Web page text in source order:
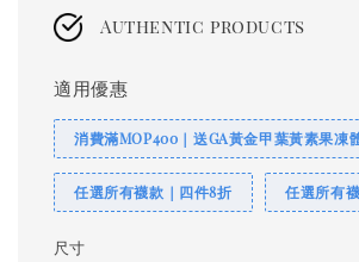
Authentic products
適用優惠
消費滿MOP400｜送GA黃金甲葉黃素果凍
任選所有襪款｜四件8折 任選所有
尺寸